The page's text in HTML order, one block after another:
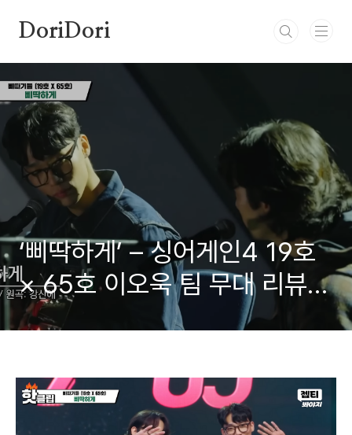
DoriDori
‘삐딱하게’ – 싱어게인4 19호
× 65호 이오욱 팀 무대 리뷰:
왜 지금 모두가 ‘우승’이라 외치